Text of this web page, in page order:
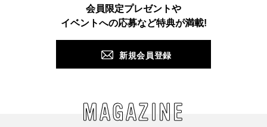
会員限定プレゼントや
イベントへの応募など特典が満載!
新規会員登録
MAGAZINE